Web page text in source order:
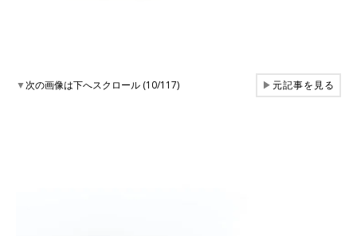
▼次の画像は下へスクロール (10/117) ▶元記事を見る